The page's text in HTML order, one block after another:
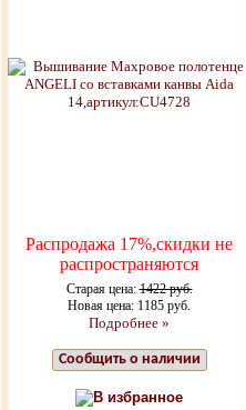
Распродажа 17%,скидки не
распространяются
Старая цена:1422 руб.
Новая цена: 1185 руб.
Подробнее »
Сообщить о наличии
В избранное